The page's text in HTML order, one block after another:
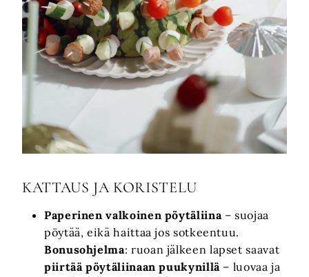
KATTAUS JA KORISTELU
Paperinen valkoinen pöytäliina – suojaa
pöytää, eikä haittaa jos sotkeentuu.
Bonusohjelma: ruoan jälkeen lapset saavat
piirtää pöytäliinaan puukynillä – luovaa ja